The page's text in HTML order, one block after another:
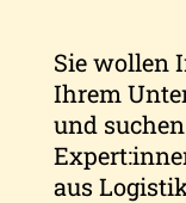
Sie wollen
Ihrem
und
aus